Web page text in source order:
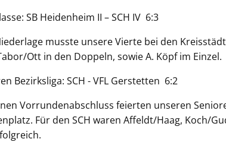
SB Heidenheim II – SCH IV 6:3
musste unsere Vierte bei den
Ott in den Doppeln, sowie A. Köpf im Einzel.
Bezirksliga: SCH - VFL Gerstetten 6:2
Vorrundenabschluss feierten unseren
Für den SCH waren Affeldt/Haag, Koch/